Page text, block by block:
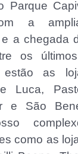
Parque
a
e a chegada
os
estão as
Luca,
e São
como as